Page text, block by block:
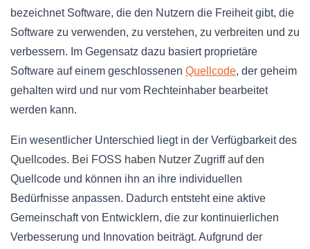
bezeichnet Software, die den Nutzern die Freiheit gibt, die
Software zu verwenden, zu verstehen, zu verbreiten und zu
verbessern. Im Gegensatz dazu basiert proprietäre
Software auf einem geschlossenen Quellcode, der geheim
gehalten wird und nur vom Rechteinhaber bearbeitet
werden kann.
Ein wesentlicher Unterschied liegt in der Verfügbarkeit des
Quellcodes. Bei FOSS haben Nutzer Zugriff auf den
Quellcode und können ihn an ihre individuellen
Bedürfnisse anpassen. Dadurch entsteht eine aktive
Gemeinschaft von Entwicklern, die zur kontinuierlichen
Verbesserung und Innovation beiträgt. Aufgrund der